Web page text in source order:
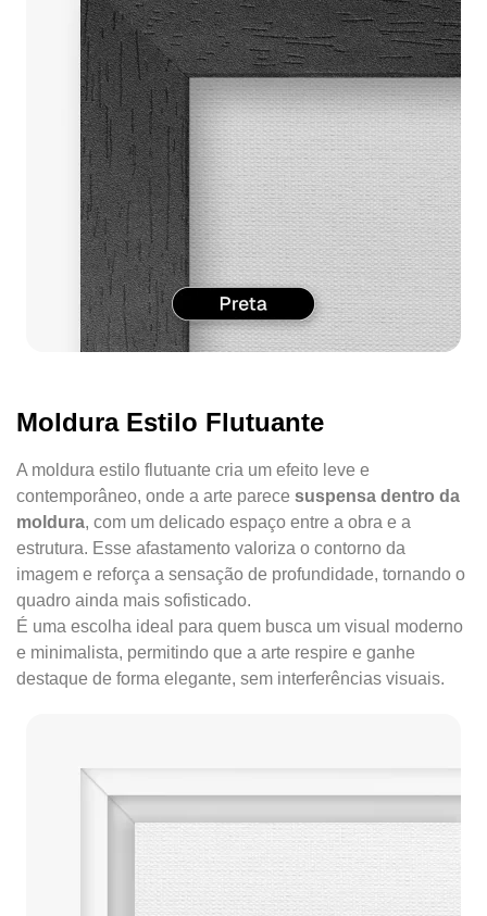
Moldura Estilo Flutuante
A moldura estilo flutuante cria um efeito leve e
contemporâneo, onde a arte parece suspensa dentro da
moldura, com um delicado espaço entre a obra e a
estrutura. Esse afastamento valoriza o contorno da
imagem e reforça a sensação de profundidade, tornando o
quadro ainda mais sofisticado.
É uma escolha ideal para quem busca um visual moderno
e minimalista, permitindo que a arte respire e ganhe
destaque de forma elegante, sem interferências visuais.